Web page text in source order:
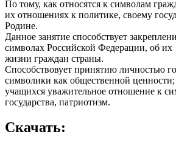
По тому, как относятся к символам
их отношениях к политике, своему
Родине.
Данное занятие способствует
символах Российской Федерации, об
жизни граждан страны.
Способствовует принятию личностью
символики как общественной
учащихся уважительное отношение к
государства, патриотизм.
Скачать: